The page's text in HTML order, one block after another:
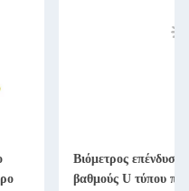
Βιόμετρος
βαθμούς U τύπου